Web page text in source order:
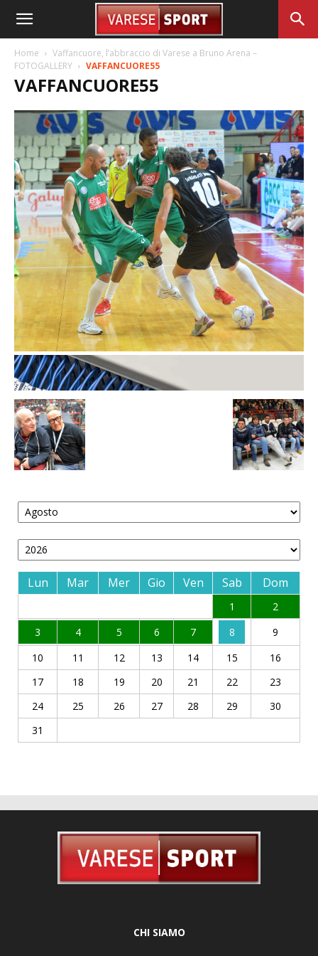
Home
Vaffancuore, l’abbraccio di Varese a Bruno Arena –
FOTOGALLERY
VAFFANCUORE55
VAFFANCUORE55
Lun Mar Mer Gio Ven Sab Dom
1
2
3
4 5 6 7 8
9
10
11 12 13 14 15
16
17
18 19 20 21 22
23
24
25 26 27 28 29
30
31
CHI SIAMO